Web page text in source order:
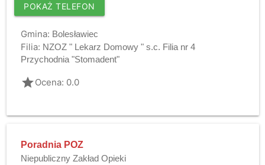
POKAŻ TELEFON
Gmina: Bolesławiec
Filia: NZOZ " Lekarz Domowy " s.c. Filia nr 4
Przychodnia "Stomadent"
gradeOcena: 0.0
Poradnia POZ
Niepubliczny Zakład Opieki